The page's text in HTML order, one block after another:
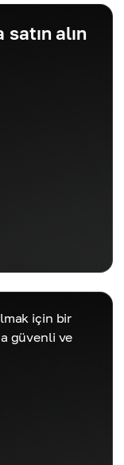
satın alın
için bir
güvenli ve